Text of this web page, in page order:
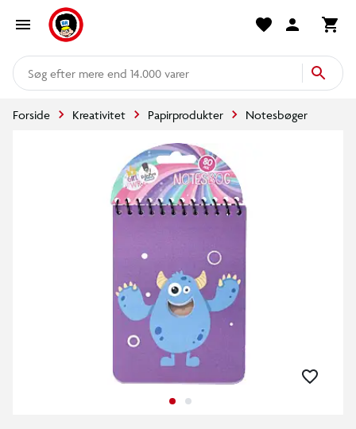
mere end 14.000 varer
Forside Kreativitet Papirprodukter Notesbøger